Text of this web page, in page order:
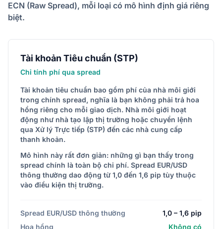
ECN (Raw Spread), mỗi loại có mô hình định giá riêng
biệt.
Tài khoản Tiêu chuẩn (STP)
Chỉ tính phí qua spread
Tài khoản tiêu chuẩn bao gồm phí của nhà môi giới
trong chính spread, nghĩa là bạn không phải trả hoa
hồng riêng cho mỗi giao dịch. Nhà môi giới hoạt
động như nhà tạo lập thị trường hoặc chuyển lệnh
qua Xử lý Trực tiếp (STP) đến các nhà cung cấp
thanh khoản.
Mô hình này rất đơn giản: những gì bạn thấy trong
spread chính là toàn bộ chi phí. Spread EUR/USD
thông thường dao động từ 1,0 đến 1,6 pip tùy thuộc
vào điều kiện thị trường.
Spread EUR/USD thông thường
1,0 – 1,6 pip
Hoa hồng
Không có